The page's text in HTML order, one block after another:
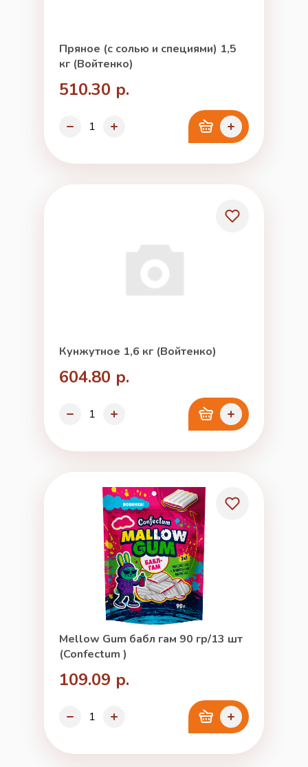
Пряное (с солью и специями) 1,5
кг (Войтенко)
510.30 р.
Кунжутное 1,6 кг (Войтенко)
604.80 р.
Mellow Gum бабл гам 90 гр/13 шт
(Confectum )
109.09 р.